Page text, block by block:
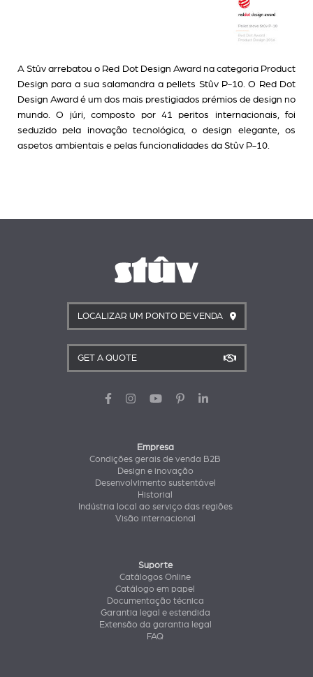
A Stûv arrebatou o Red Dot Design Award na categoria Product
Design para a sua salamandra a pellets Stûv P-10. O Red Dot
Design Award é um dos mais prestigiados prémios de design no
mundo. O júri, composto por 41 peritos internacionais, foi
seduzido pela inovação tecnológica, o design elegante, os
aspetos ambientais e pelas funcionalidades da Stûv P-10.
LOCALIZAR UM PONTO DE VENDA
GET A QUOTE
Empresa
Condições gerais de venda B2B
Design e inovação
Desenvolvimento sustentável
Historial
Indústria local ao serviço das regiões
Visão internacional
Suporte
Catálogos Online
Catálogo em papel
Documentação técnica
Garantia legal e estendida
Extensão da garantia legal
FAQ